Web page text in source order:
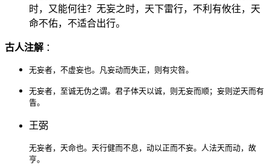
时，又能何往？无妄之时，天下雷行，不利有攸往，天
命不佑，不适合出行。
古人注解 ：
无妄者，不虚妄也。凡妄动而失正，则有灾咎。
无妄者，至诚无伪之谓。君子体天以诚，则无妄而顺；妄则逆天而有
眚。
王弼
无妄者，天命也。天行健而不息，动以正而不妄。人法天而动，故
亨。